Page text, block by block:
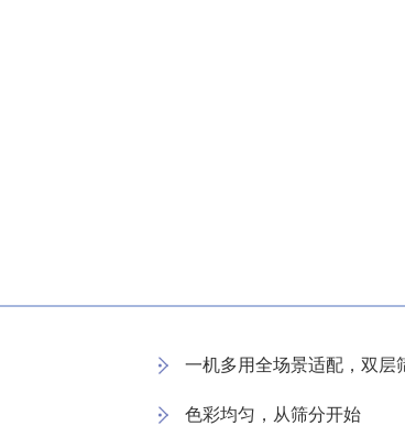
一机多用全场景适配，双层
色彩均匀，从筛分开始